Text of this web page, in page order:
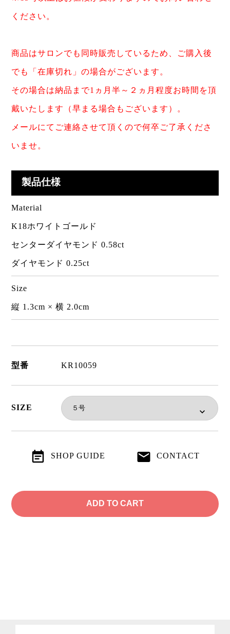
ください。
商品はサロンでも同時販売しているため、ご購入後
でも「在庫切れ」の場合がございます。
その場合は納品まで1ヵ月半～２ヵ月程度お時間を頂
戴いたします（早まる場合もございます）。
メールにてご連絡させて頂くので何卒ご了承くださ
いませ。
製品仕様
Material
K18ホワイトゴールド
センターダイヤモンド 0.58ct
ダイヤモンド 0.25ct
Size
縦 1.3cm × 横 2.0cm
型番 KR10059
SIZE
SHOP GUIDE CONTACT